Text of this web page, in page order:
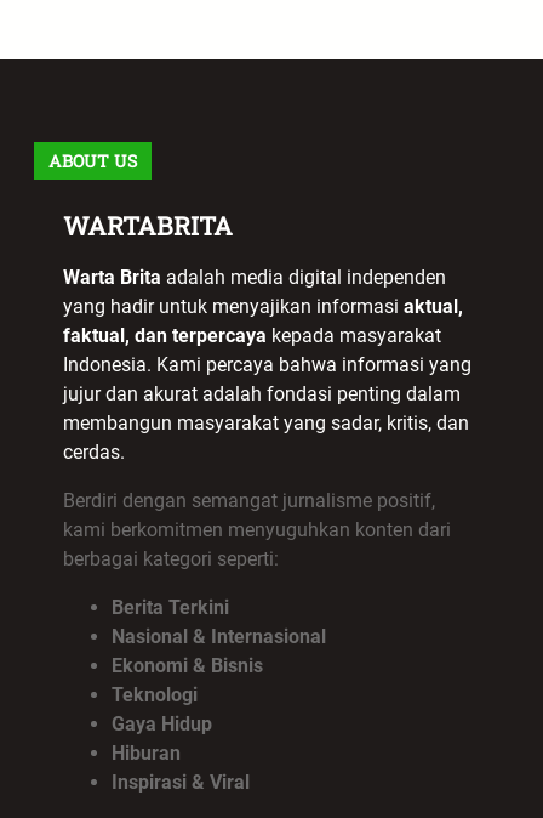
ABOUT US
WARTABRITA
Warta Brita adalah media digital independen
yang hadir untuk menyajikan informasi aktual,
faktual, dan terpercaya kepada masyarakat
Indonesia. Kami percaya bahwa informasi yang
jujur dan akurat adalah fondasi penting dalam
membangun masyarakat yang sadar, kritis, dan
cerdas.
Berdiri dengan semangat jurnalisme positif,
kami berkomitmen menyuguhkan konten dari
berbagai kategori seperti:
Berita Terkini
Nasional & Internasional
Ekonomi & Bisnis
Teknologi
Gaya Hidup
Hiburan
Inspirasi & Viral